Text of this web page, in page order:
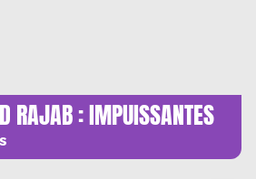
RAJAB : IMPUISSANTES